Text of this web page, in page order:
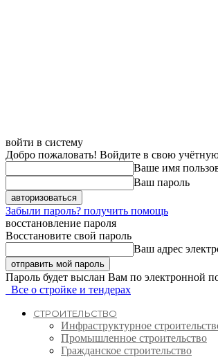
войти в систему
Добро пожаловать! Войдите в свою
Ваше имя
Ваш пароль
Забыли пароль? получить помощь
восстановление пароля
Восстановите свой пароль
Ваш адрес
Пароль будет выслан Вам по электронной
Все о стройке и тендерах
СТРОИТЕЛЬСТВО
Инфраструктурное
Промышленное строительство
Гражданское строительство